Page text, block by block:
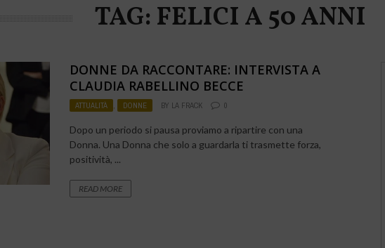
ANGOLO LETTURA
TAG: FELICI A 50 ANNI
DONNE DA RACCONTARE: INTERVISTA A
CLAUDIA RABELLINO BECCE
ATTUALITÀ , DONNE BY LA FRACK 0
Dopo un periodo si pausa proviamo a ripartire con una
Donna. Una Donna che solo a guardarla ti trasmette forza,
positività, ...
READ MORE